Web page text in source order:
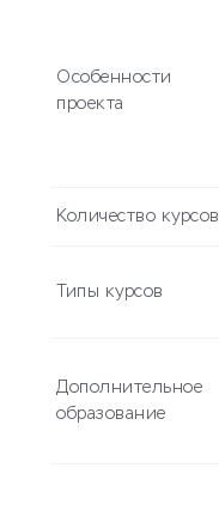
Особенности
проекта
Количество курсов
Типы курсов
Дополнительное
образование